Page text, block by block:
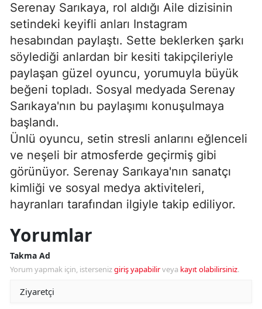
Serenay Sarıkaya, rol aldığı Aile dizisinin
setindeki keyifli anları Instagram
hesabından paylaştı. Sette beklerken şarkı
söylediği anlardan bir kesiti takipçileriyle
paylaşan güzel oyuncu, yorumuyla büyük
beğeni topladı. Sosyal medyada Serenay
Sarıkaya'nın bu paylaşımı konuşulmaya
başlandı.
Ünlü oyuncu, setin stresli anlarını eğlenceli
ve neşeli bir atmosferde geçirmiş gibi
görünüyor. Serenay Sarıkaya'nın sanatçı
kimliği ve sosyal medya aktiviteleri,
hayranları tarafından ilgiyle takip ediliyor.
Yorumlar
Takma Ad
Yorum yapmak için, istersenizgiriş yapabilirveya kayıt olabilirsiniz.